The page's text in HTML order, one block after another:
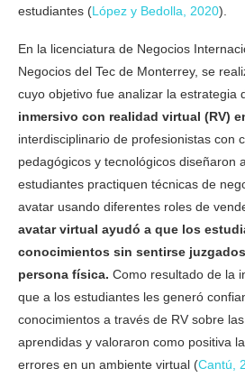
estudiantes (López y Bedolla, 2020).
En la licenciatura de Negocios
Negocios del Tec de Monterrey, se
cuyo objetivo fue analizar la estrategia
inmersivo con realidad virtual (RV)
interdisciplinario de profesionistas con
pedagógicos y tecnológicos diseñaron
estudiantes practiquen técnicas de
avatar usando diferentes roles de
avatar virtual ayudó a que los
conocimientos sin sentirse
persona física. Como resultado de la
que a los estudiantes les generó
conocimientos a través de RV sobre
aprendidas y valoraron como positiva
errores en un ambiente virtual (Cantú,